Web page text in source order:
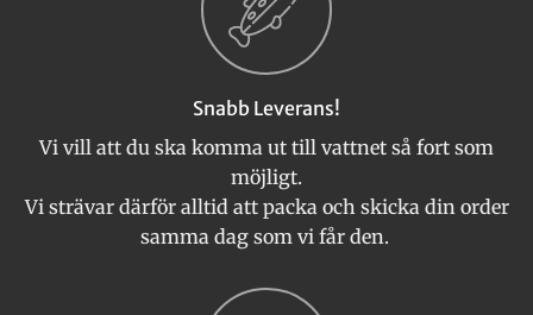
Snabb Leverans!
Vi vill att du ska komma ut till vattnet så fort som
möjligt.
Vi strävar därför alltid att packa och skicka din order
samma dag som vi får den.